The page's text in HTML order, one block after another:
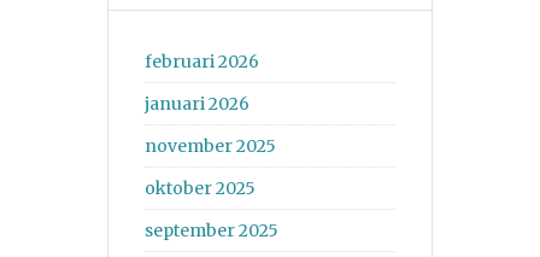
februari 2026
januari 2026
november 2025
oktober 2025
september 2025